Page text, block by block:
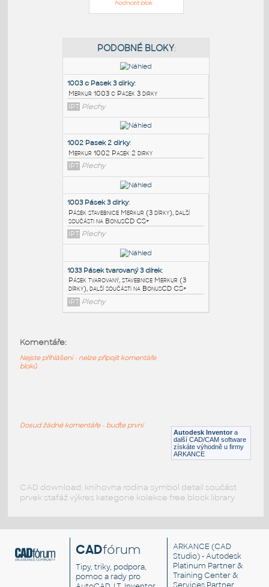
hodnotit blok
PODOBNÉ BLOKY
1003 c Pasek 3 dirky
Merkur 1003 c Pasek 3 dirky
IPT Plechy
1002 Pasek 2 dirky
Merkur 1002 Pasek 2 dirky
IPT Plechy
IPT Plechy
dírky), další součásti na BonusCD CS+
Autodesk Inventor a
další CAD/CAM software
získáte výhodně u firmy
ARKANCE
Komentáře:
Nejste přihlášeni - nelze připojit komentáře
bloků
Dosud žádné komentáře - buďte první
CAD download: knihovna rodina symbol detail součást
prvek stafáž výkres kategorie kolekce free block library
CADfórum
Tipy, triky, podpora,
pomoc a rady pro
ARKANCE (CAD
Studio) - Autodesk
Platinum Partner &
Training Center &
Services Partner